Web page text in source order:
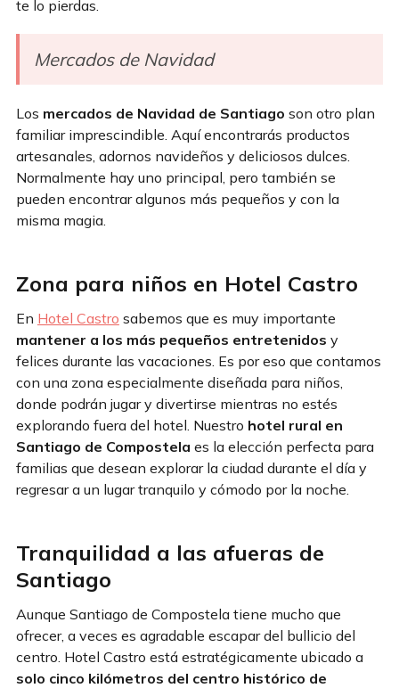
te lo pierdas.
Mercados de Navidad
Los mercados de Navidad de Santiago son otro plan
familiar imprescindible. Aquí encontrarás productos
artesanales, adornos navideños y deliciosos dulces.
Normalmente hay uno principal, pero también se
pueden encontrar algunos más pequeños y con la
misma magia.
Zona para niños en Hotel Castro
En Hotel Castro sabemos que es muy importante
mantener a los más pequeños entretenidos y
felices durante las vacaciones. Es por eso que contamos
con una zona especialmente diseñada para niños,
donde podrán jugar y divertirse mientras no estés
explorando fuera del hotel. Nuestro hotel rural en
Santiago de Compostela es la elección perfecta para
familias que desean explorar la ciudad durante el día y
regresar a un lugar tranquilo y cómodo por la noche.
Tranquilidad a las afueras de
Santiago
Aunque Santiago de Compostela tiene mucho que
ofrecer, a veces es agradable escapar del bullicio del
centro. Hotel Castro está estratégicamente ubicado a
solo cinco kilómetros del centro histórico de